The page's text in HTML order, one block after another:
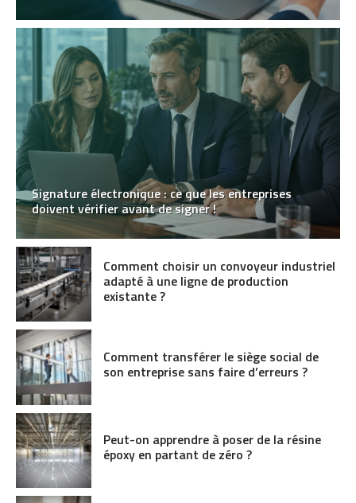
Signature électronique : ce que les entreprises
doivent vérifier avant de signer !
Comment choisir un convoyeur industriel
adapté à une ligne de production
existante ?
Comment transférer le siège social de
son entreprise sans faire d’erreurs ?
Peut-on apprendre à poser de la résine
époxy en partant de zéro ?